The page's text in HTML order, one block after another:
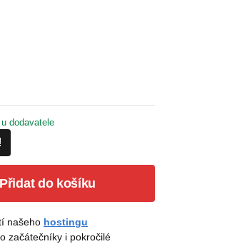
dodavatele
Přidat do košíku
našeho hostingu
začátečníky i pokročilé